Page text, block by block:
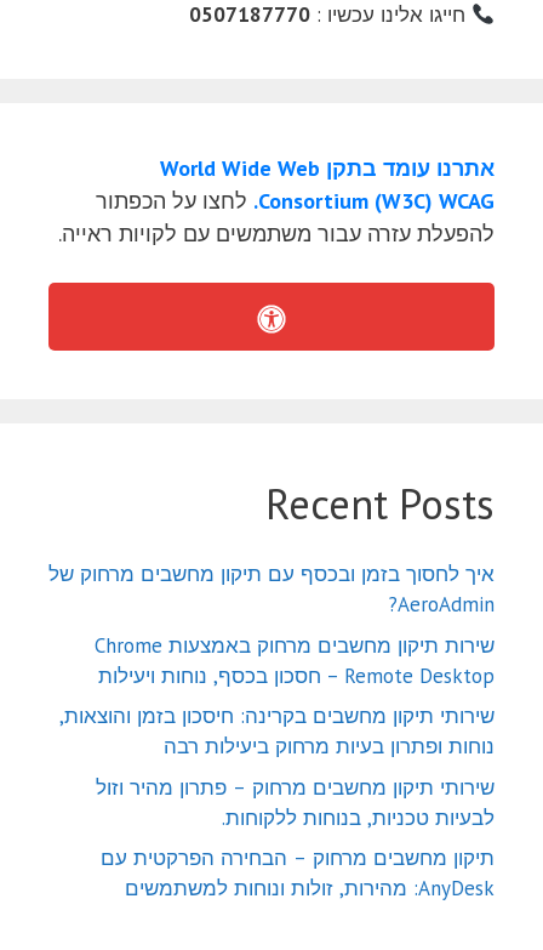
חייגו אלינו עכשיו :0507187770
אתרנו עומד בתקן World Wide Web
Consortium (W3C) WCAG. לחצו על הכפתור
להפעלת עזרה עבור משתמשים עם לקויות ראייה.
Recent Posts
איך לחסוך בזמן ובכסף עם תיקון מחשבים מרחוק של
AeroAdmin?
שירות תיקון מחשבים מרחוק באמצעות Chrome
Remote Desktop – חסכון בכסף, נוחות ויעילות
שירותי תיקון מחשבים בקרינה: חיסכון בזמן והוצאות,
נוחות ופתרון בעיות מרחוק ביעילות רבה
שירותי תיקון מחשבים מרחוק – פתרון מהיר וזול
לבעיות טכניות, בנוחות ללקוחות.
תיקון מחשבים מרחוק – הבחירה הפרקטית עם
AnyDesk: מהירות, זולות ונוחות למשתמשים